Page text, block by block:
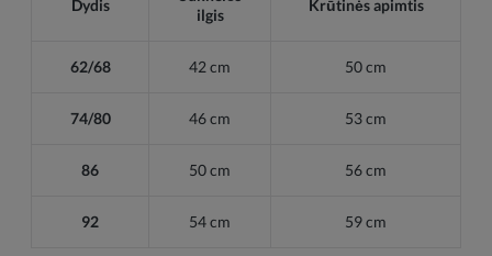
Dydis
ilgis
Krūtinės apimtis
62/68 42 cm 50cm
74/80 46cm 53cm
86 50cm 56cm
92 54cm 59cm